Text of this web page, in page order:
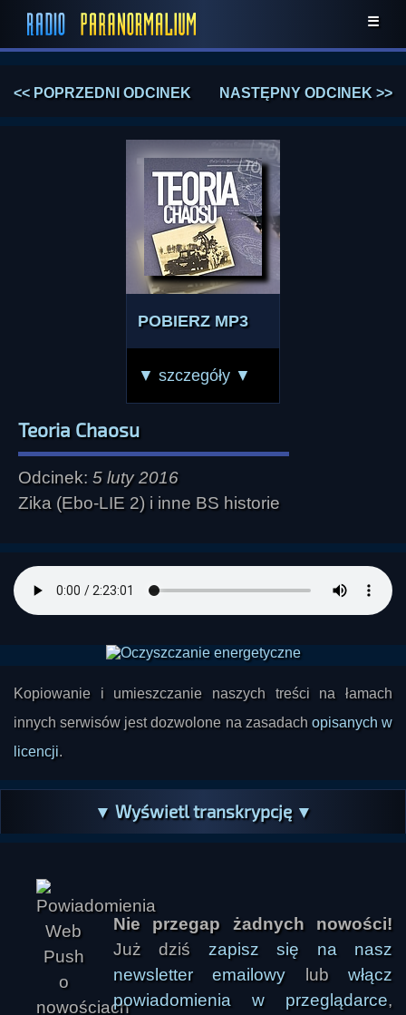
☰
<< POPRZEDNI ODCINEK NASTĘPNY ODCINEK >>
POBIERZ MP3
▼ szczegóły ▼
Teoria Chaosu
Odcinek: 5 luty 2016
Zika (Ebo-LIE 2) i inne BS historie
Kopiowanie i umieszczanie naszych treści na łamach
innych serwisów jest dozwolone na zasadach opisanych w
licencji.
▼ Wyświetl transkrypcję ▼
Nie przegap żadnych nowości!
Już dziś zapisz się na nasz
newsletter emailowy lubwłącz
powiadomienia w przeglądarce,
miarka